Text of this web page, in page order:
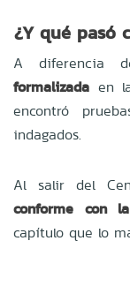
¿Y qué pasó
A diferencia
formalizada en
encontró
indagados.
Al salir del
conforme con
capítulo que lo